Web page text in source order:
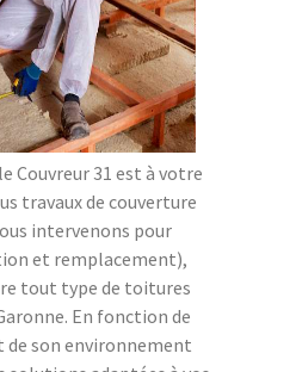
Couvreur 31 est à votre
travaux de couverture
intervenons pour
et remplacement),
tout type de toitures
En fonction de
son environnement